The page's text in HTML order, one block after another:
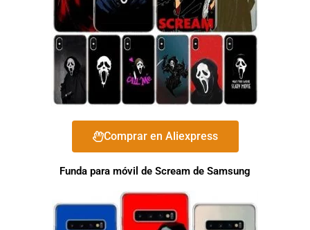
Comprar en Aliexpress
Funda para móvil de Scream de Samsung